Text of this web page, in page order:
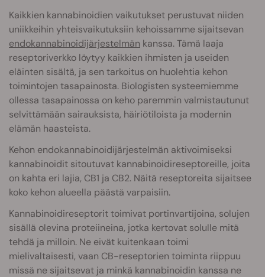
Kaikkien kannabinoidien vaikutukset perustuvat niiden
uniikkeihin yhteisvaikutuksiin kehoissamme sijaitsevan
endokannabinoidijärjestelmän kanssa. Tämä laaja
reseptoriverkko löytyy kaikkien ihmisten ja useiden
eläinten sisältä, ja sen tarkoitus on huolehtia kehon
toimintojen tasapainosta. Biologisten systeemiemme
ollessa tasapainossa on keho paremmin valmistautunut
selvittämään sairauksista, häiriötiloista ja modernin
elämän haasteista.
Kehon endokannabinoidijärjestelmän aktivoimiseksi
kannabinoidit sitoutuvat kannabinoidireseptoreille, joita
on kahta eri lajia, CB1 ja CB2. Näitä reseptoreita sijaitsee
koko kehon alueella päästä varpaisiin.
Kannabinoidireseptorit toimivat portinvartijoina, solujen
sisällä olevina proteiineina, jotka kertovat solulle mitä
tehdä ja milloin. Ne eivät kuitenkaan toimi
mielivaltaisesti, vaan CB-reseptorien toiminta riippuu
missä ne sijaitsevat ja minkä kannabinoidin kanssa ne